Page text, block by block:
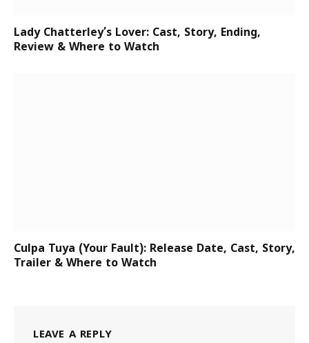
Lady Chatterley’s Lover: Cast, Story, Ending,
Review & Where to Watch
Culpa Tuya (Your Fault): Release Date, Cast, Story,
Trailer & Where to Watch
LEAVE A REPLY